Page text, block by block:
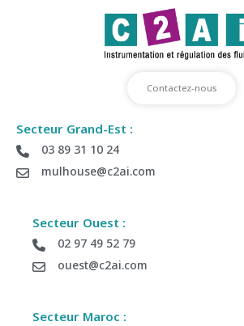
Contactez-nous
Secteur Grand-Est :
03 89 31 10 24
mulhouse@c2ai.com
Secteur Ouest :
02 97 49 52 79
ouest@c2ai.com
Secteur Maroc :